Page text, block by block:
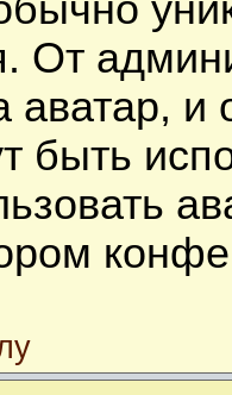
От
и
быть